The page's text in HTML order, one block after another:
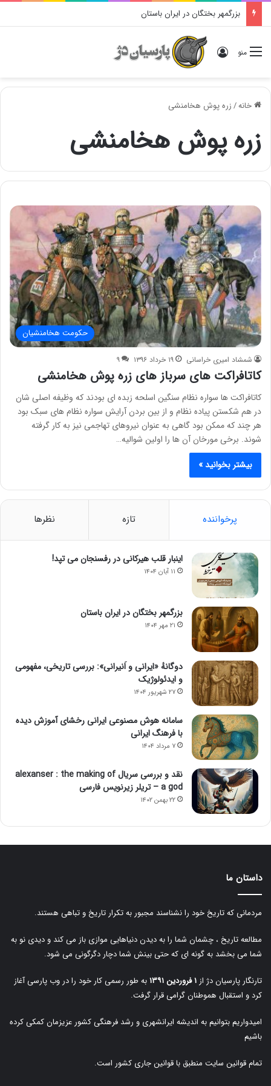
بزرگمهر بختگان در ایران باستان
منو ورود
خانه/زره پوش هخامنشی
زره پوش هخامنشی
حکومت هخامنشیان
شمشاد امیری خراسانی ۱۹ خرداد ۱۳۹۶ ۹
کاتافراکت های سرباز های زره پوش هخامنشی
کاتافراکت ها سواره نظام سنگین اسلحه زبده ای بودند که وظیفه اصلی شان
در هم شکستن پیاده نظام و از بین بردن آرایش سواره نظام های سبک بود
هر چند که ممکن بود گاهی به عنوان نیروهای تهاجمی نیز به کار گرفته
شوند. برخی مورخان آن ها را اولین شوالیه…
بیشتر بخوانید »
پرخواننده تازه نظرها
اینبار قلب هیرکانی در رفسنجان می تپد!
۱۱ آبان ۱۴۰۴
بزرگمهر بختگان در ایران باستان
۲۱ مهر ۱۴۰۴
دوگانهٔ «ایرانی و اَنیرانی»: بررسی تاریخی، مفهومی
و ایدئولوژیک
۲۷ شهریور ۱۴۰۴
سامانه هوش مصنوعی ایرانی رخشای آموزش دیده
با فرهنگ ایرانی
۷ مرداد ۱۴۰۴
نقد و بررسی سریال alexanser : the making of
a god – تریلر زیرنویس فارسی
۲۲ بهمن ۱۴۰۲
داستان ما
مردمانی که تاریخ خود را نشناسند مجبور به تکرار تاریخ و تباهی هستند.
مطالعه تاریخ ، چشمان شما را به دیدن دنیاهایی موازی باز می کند و دیدی نو به
شما می بخشد به گونه ای که حتی بینش شما دچار دگرگونی می شود.
تارنگار پارسیان دژ از ۱ فروردین ۱۳۹۱
به طور رسمی کار خود را در وب پارسی آغاز
کرد و استقبال هموطنان گرامی قرار گرفت.
امیدواریم بتوانیم به اندیشه ایرانشهری و رشد فرهنگی کشور عزیزمان کمکی کرده
باشیم
تمام قوانین سایت منطبق با قوانین جاری کشور است.